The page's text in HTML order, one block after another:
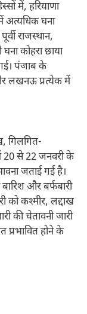
में, हरियाणा
अत्यधिक घना
राजस्थान,
कोहरा छाया
पंजाब के
लखनऊ प्रत्येक में
गिलगित-
20 से 22 जनवरी के
जताई गई है।
और बर्फबारी
को कश्मीर, लद्दाख
की चेतावनी जारी
प्रभावित होने के